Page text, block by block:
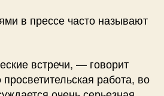
в прессе часто называют
встречи, — говорит
работа, во